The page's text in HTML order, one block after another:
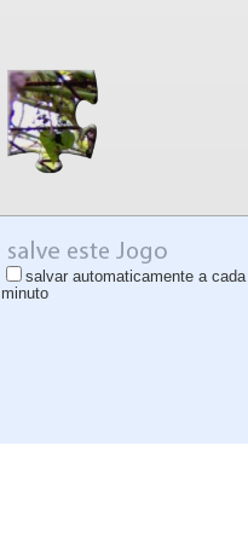
salvar automaticamente a cada
minuto